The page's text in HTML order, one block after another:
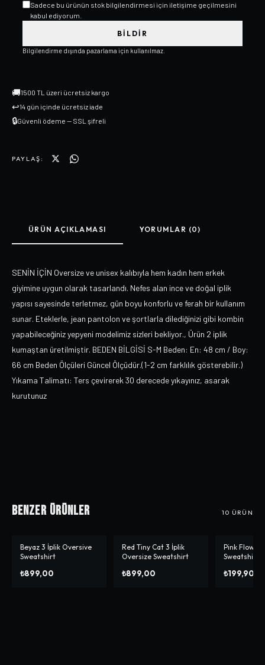
Sadece bu ürünün stok bilgilendirmesi için iletişime geçilmesini
kabul ediyorum.
BILDIR
Bilgilendirme dışında pazarlama için kullanılmaz.
🚚1500 TL üzeri ücretsiz kargo
↩14 gün içinde ücretsiz iade
🔒Güvenli ödeme — SSL şifreli
PAYLAŞ:
ÜRÜN AÇIKLAMASI YORUMLAR (0)
SENİN İÇİN Oversize ve unisex kalıbıyla hem kadın hem erkek
giyimine uygun olarak tasarlandı. Nefes alan ince ve doğal iplik
yapısı sayesinde terletmez, gün boyu konforlu ve ferah bir kullanım
sunar. Eteklerle, jean pantolon ve şortlarla dilediğinizi gibi kombin
yapabileceğiniz yepyeni modelimiz sizleri bekliyor., Ürün 2 iplik
kumaştan üretilmiştir. BEDEN BİLGİSİ S-M Beden: En: 48 cm / Boy:
66 cm Beden Ölçüleri Güncel Ölçüdür.(1-2 cm farklılık gösterebilir.)
Yıkama Talimatı: Ters çevirerek 30 derecede yıkayınız, asarak
kurutunuz
Benzer Ürünler 10 ÜRÜN
Beyaz 3 İplik Oversive
Sweatshirt
₺899,00
Red Tiny Cat 3 İplik
Oversize Sweatshirt
₺899,00
-% 69
Pink Flower
Sweatshirt
₺199,90